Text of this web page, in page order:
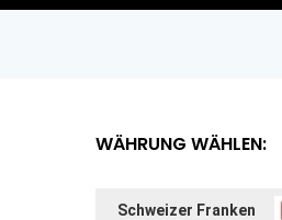
WÄHRUNG WÄHLEN:
Schweizer Franken